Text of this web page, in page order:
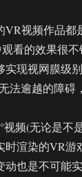
视频作品都
看的效果很
实现视网膜级
法逾越的障碍
视频(无论是不
时渲染的VR游
动也是不可能